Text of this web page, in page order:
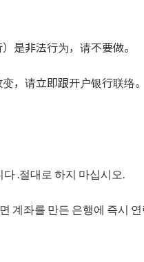
是非法行为，请不要做。
，请立即跟开户银行联络。
.절대로 하지 마십시오.
계좌를 만든 은행에 즉시 연